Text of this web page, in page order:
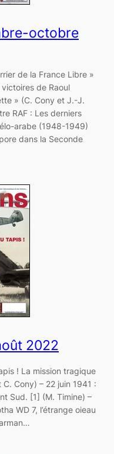
octobre
de la France Libre »
de Raoul
» (C. Cony et J.-J.
RAF : Les derniers
arabe (1948-1949)
dans la Seconde
2022
! La mission tragique
Cony) – 22 juin 1941 :
Sud. [1] (M. Timine) –
WD 7, l’étrange oieau